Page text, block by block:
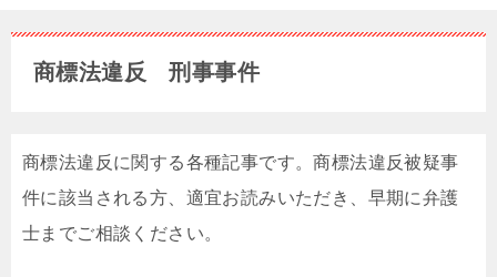
商標法違反 刑事事件
商標法違反に関する各種記事です。商標法違反被疑事
件に該当される方、適宜お読みいただき、早期に弁護
士までご相談ください。